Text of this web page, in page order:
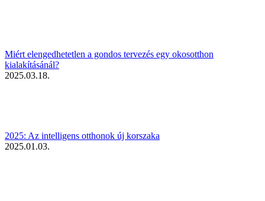
Miért elengedhetetlen a gondos tervezés egy okosotthon
kialakításánál?
2025.03.18.
2025: Az intelligens otthonok új korszaka
2025.01.03.